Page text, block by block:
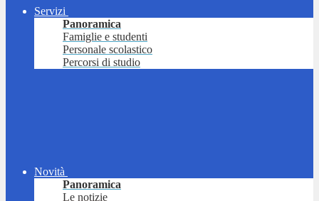
Servizi
Panoramica
Famiglie e studenti
Personale scolastico
Percorsi di studio
Novità
Panoramica
Le notizie